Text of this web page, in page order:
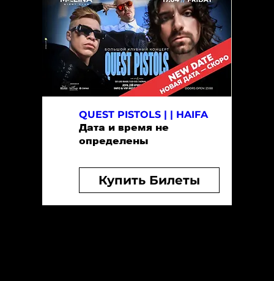
QUEST PISTOLS | | HAIFA
Дата и время не
определены
Купить Билеты